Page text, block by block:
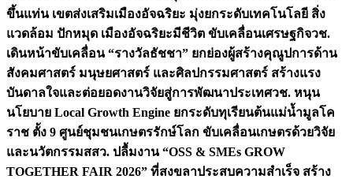
ขึ้นแท่น เขตส่งเสริมเมืองอัจฉริยะ มุ่งยกระดับเทคโนโลยี สิ่ง
แวดล้อม ปักหมุด เมืองอัจฉริยะมีชีวิต ขับเคลื่อนเศรษฐกิจวช.
เดินหน้าขับเคลื่อน “รางวัลธัชชา” ยกย่องผู้สร้างคุณูปการด้าน
สังคมศาสตร์ มนุษยศาสตร์ และศิลปกรรมศาสตร์ สร้างแรง
บันดาลใจและต่อยอดงานวิจัยสู่การพัฒนาประเทศวช. หนุน
นโยบาย Local Growth Engine ยกระดับทุเรียนต้นแม่น้ำมูลโค
ราช ตั้ง 9 ศูนย์ชุมชนเกษตรรักษ์โลก ขับเคลื่อนเกษตรด้วยวิจัย
และนวัตกรรมสสว. ปลื้มงาน “OSS & SMEs GROW
TOGETHER FAIR 2026” ที่สงขลาประสบความสำเร็จ สร้าง